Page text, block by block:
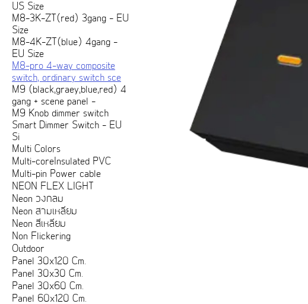
US Size
M8-3K-ZT(red) 3gang - EU
Size
M8-4K-ZT(blue) 4gang -
EU Size
M8-pro 4-way composite
switch, ordinary switch sce
M9 (black,graey,blue,red) 4
gang + scene panel -
M9 Knob dimmer switch
Smart Dimmer Switch - EU
Si
Multi Colors
Multi-coreInsulated PVC
Multi-pin Power cable
NEON FLEX LIGHT
Neon วงกลม
Neon สามเหลี่ยม
Neon สี่เหลี่ยม
Non Flickering
Outdoor
Panel 30x120 Cm.
Panel 30x30 Cm.
Panel 30x60 Cm.
Panel 60x120 Cm.